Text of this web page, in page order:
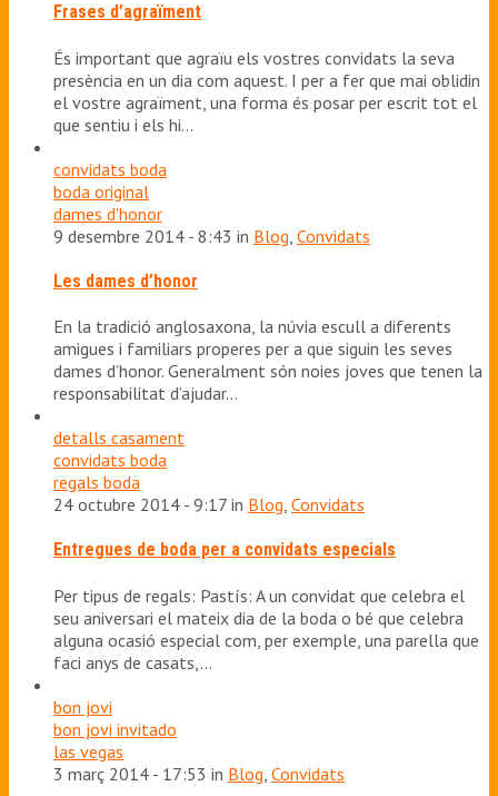
Frases d’agraïment
És important que agraïu els vostres convidats la seva
presència en un dia com aquest. I per a fer que mai oblidin
el vostre agraïment, una forma és posar per escrit tot el
que sentiu i els hi…
convidats boda
boda original
dames d'honor
9 desembre 2014 - 8:43 in Blog Convidats
Les dames d’honor
En la tradició anglosaxona, la núvia escull a diferents
amigues i familiars properes per a que siguin les seves
dames d’honor. Generalment són noies joves que tenen la
responsabilitat d’ajudar…
detalls casament
convidats boda
regals boda
24 octubre 2014 - 9:17 in Blog, Convidats
Entregues de boda per a convidats especials
Per tipus de regals: Pastís: A un convidat que celebra el
seu aniversari el mateix dia de la boda o bé que celebra
alguna ocasió especial com, per exemple, una parella que
faci anys de casats,…
bon jovi
bon jovi invitado
las vegas
3 març 2014 - 17:53 in Blog Convidats